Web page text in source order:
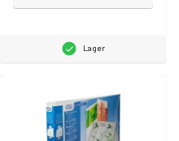
Lager